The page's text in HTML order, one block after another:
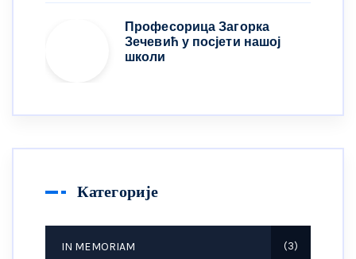
Професорица Загорка
Зечевић у посјети нашој
школи
Категорије
IN MEMORIAM 3